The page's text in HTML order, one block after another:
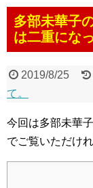
多部未華子
は二重にな
2019/8/25
て。
今回は多部未華
でご覧いただけ